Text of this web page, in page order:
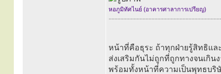
หอภูมิทัศไนย์ (อาคารศาลาการเปรียญ)
............................................................................
หน้าที่คือธุระ ถ้าทุกฝ่ายรู้สิทธิแล
ส่งเสริมกันไม่ถูกที่ถูกทางจนเกิน
พร้อมทั้งหน้าที่ความเป็นพุทธบริ